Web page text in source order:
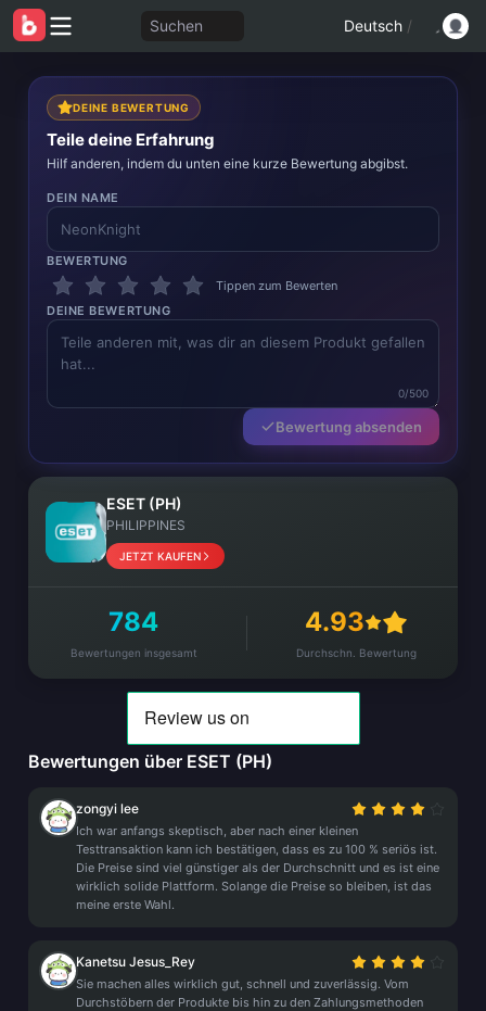
Suchen Deutsch /
DEINE BEWERTUNG
Teile deine Erfahrung
Hilf anderen, indem du unten eine kurze Bewertung abgibst.
DEIN NAME
BEWERTUNG
Tippen zum Bewerten
DEINE BEWERTUNG
0/500
Bewertung absenden
ESET (PH)
PHILIPPINES
JETZT KAUFEN
784
Bewertungen insgesamt
4.93
Durchschn. Bewertung
Bewertungen über ESET (PH)
zongyi lee
Ich war anfangs skeptisch, aber nach einer kleinen
Testtransaktion kann ich bestätigen, dass es zu 100 % seriös ist.
Die Preise sind viel günstiger als der Durchschnitt und es ist eine
wirklich solide Plattform. Solange die Preise so bleiben, ist das
meine erste Wahl.
Kanetsu Jesus_Rey
Sie machen alles wirklich gut, schnell und zuverlässig. Vom
Durchstöbern der Produkte bis hin zu den Zahlungsmethoden